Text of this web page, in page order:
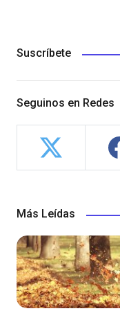
Suscríbete
Seguinos en Redes
Más Leídas